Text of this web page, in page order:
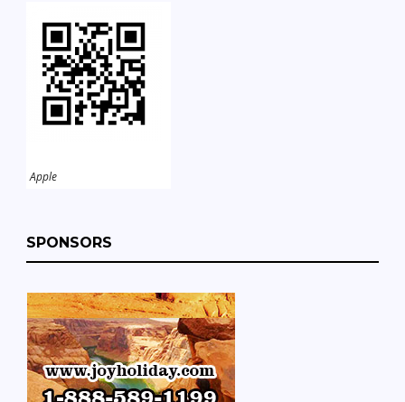
Apple
SPONSORS